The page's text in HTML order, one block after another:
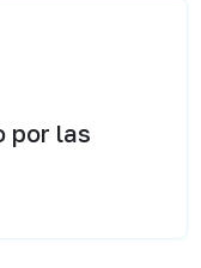
por las